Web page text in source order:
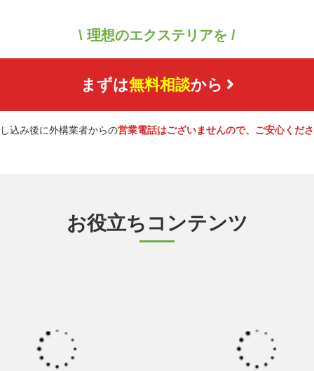
\ 理想のエクステリアを /
まずは無料相談から
込み後に外構業者からの営業電話はございませんので、ご安心くだ
お役立ちコンテンツ